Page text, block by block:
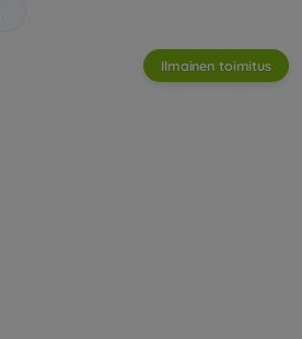
Ilmainen toimitus